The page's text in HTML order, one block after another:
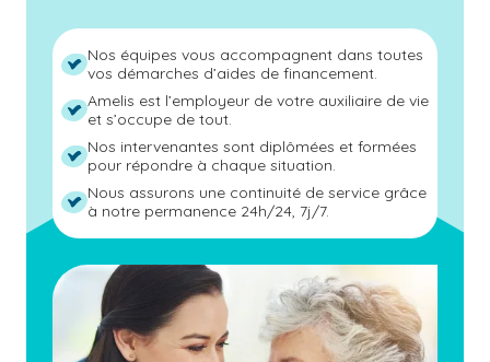
Nos équipes vous accompagnent dans toutes
vos démarches d’aides de financement.
Amelis est l’employeur de votre auxiliaire de vie
et s’occupe de tout.
Nos intervenantes sont diplômées et formées
pour répondre à chaque situation.
Nous assurons une continuité de service grâce
à notre permanence 24h/24, 7j/7.